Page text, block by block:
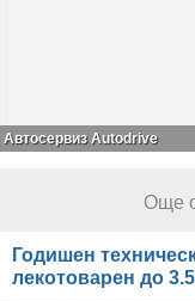
Автосервиз Autodrive
Още
Годишен
лекотоварен до